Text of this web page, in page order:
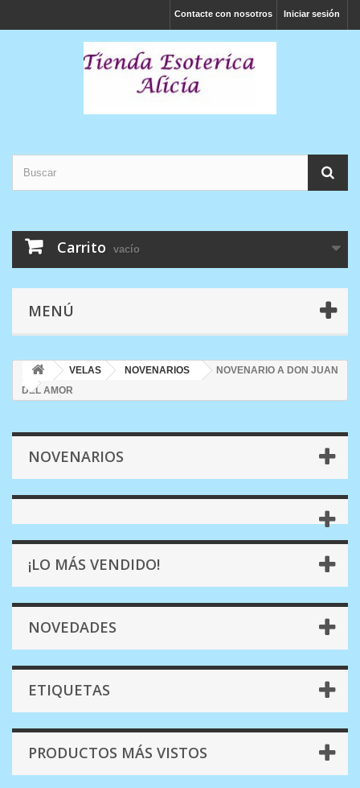
Iniciar sesión
Contacte con nosotros
Carrito vacío
MENÚ
VELAS NOVENARIOS
NOVENARIO A DON JUAN
DEL AMOR
NOVENARIOS
¡LO MÁS VENDIDO!
NOVEDADES
ETIQUETAS
PRODUCTOS MÁS VISTOS